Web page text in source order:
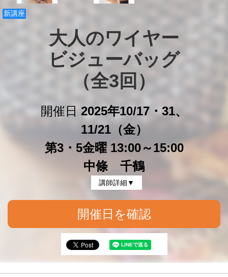
新講座
大人のワイヤー
ビジューバッグ
（全3回）
開催日 2025年10/17・31、
11/21（金）
第3・5金曜 13:00～15:00
中條 千鶴
講師詳細▼
開催日を確認